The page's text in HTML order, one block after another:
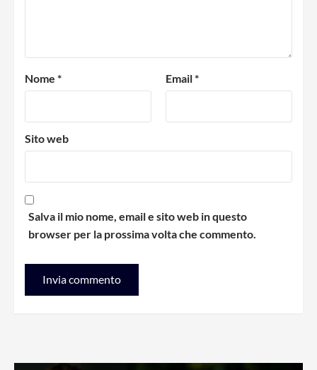
Nome * Email*
Sito web
Salva il mio nome, email e sito web in questo
browser per la prossima volta che commento.